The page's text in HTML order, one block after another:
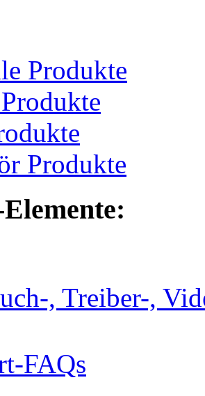
Produkte
Produkte
, Treiber-,
FAQs